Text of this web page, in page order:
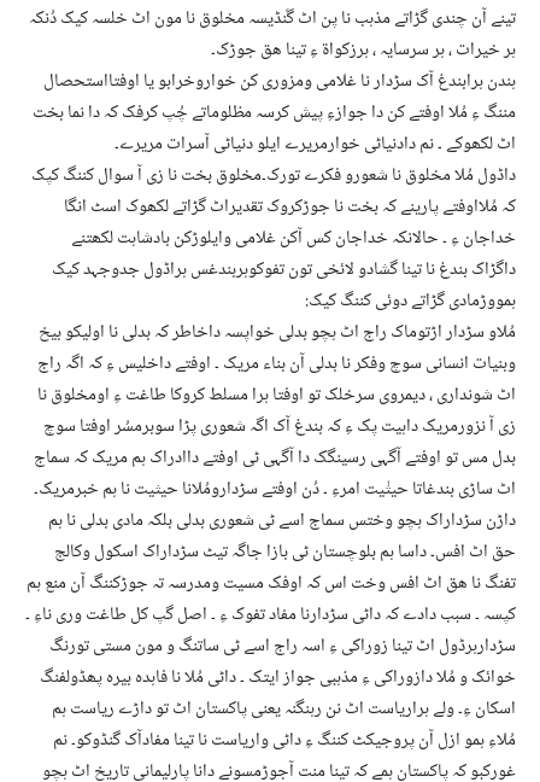
تینے آن چندی گڑاتے مذہب نا پن اٹ گَنڈیسہ مخلوق نا مون اٹ خلسہ کیک دُنکہ
ہر خیرات ، ہر سرسایہ ، ہرزکواۃ ءِ تینا ھق جوڑک۔
ہندن ہرابندغ آک سڑدار نا غلامی ومزوری کن خواروخرابو یا اوفتااستحصال
مننگ ءِ مُلا اوفتے کن دا جوازءِ پیش کرسہ مظلوماتے چُپ کرفک کہ دا نما بخت
اٹ لکھوکے ۔ نم دادنیاٹی خوارمریرے ایلو دنیاٹی آسرات مریرے۔
داڈول مُلا مخلوق نا شعورو فکرے تورک۔مخلوق بخت نا زی آ سوال کننگ کپک
کہ مُلااوفتے پارینے کہ بخت نا جوڑکروک تقدیراٹ گڑاتے لکھوک اسٹ انگا
خداجان ءِ ۔ حالانکہ خداجان کس آکن غلامی وایلوڑکن بادشاہت لکھتنے
داگڑاک بندغ نا تینا گشادو لائخی تون تفوکوہربندغس ہراڈول جدوجہد کیک
ہمووڑمادی گڑاتے دوئی کننگ کیک:
مُلاو سڑدار اڑتوماک راج اٹ ہچو بدلی خواپسہ داخاطر کہ بدلی نا اولیکو بیخ
وبنیات انسانی سوچ وفکر نا بدلی آن بناء مریک ۔ اوفتے داخلیس ءِ کہ اگہ راج
اٹ شونداری ، دیمروی سرخلک تو اوفتا ہرا مسلط کروکا طاغت ءِ اومخلوق نا
زی آ نزورمریک داہیت پک ءِ کہ بندغ آک اگہ شعوری پڑا سوبرمسُر اوفتا سوچ
بدل مس تو اوفتے آگہی رسینگک دا آگہی ٹی اوفتے داادراک ہم مریک کہ سماج
اٹ ساڑی بندغاتا حیثٰیت امرءِ ۔ دُن اوفتے سڑدارومُلانا حیثیت نا ہم خبرمریک۔
داڑن سڑداراک ہچو وختس سماج اسے ٹی شعوری بدلی بلکہ مادی بدلی نا ہم
حق اٹ افس۔ داسا ہم بلوچستان ٹی بازا جاگہ تیٹ سڑداراک اسکول وکالج
تفنگ نا ھق اٹ افس وخت اس کہ اوفک مسیت ومدرسہ تہ جوڑکننگ آن منع ہم
کپسہ ۔ سبب دادے کہ داٹی سڑدارنا مفاد تفوک ءِ ۔ اصل گپ کل طاغت وری ناءِ ۔
سڑدارہرڈول اٹ تینا زوراکی ءِ اسہ راج اسے ٹی ساتنگ و مون مستی تورنگ
خوائک و مُلا دازوراکی ءِ مذہبی جواز ایتک ۔ داٹی مُلا نا فاہدہ بیرہ پھڈولفنگ
اسکان ءِ۔ ولے ہراریاست اٹ نن رہنگنہ یعنی پاکستان اٹ تو داڑے ریاست ہم
مُلاءِ ہمو ازل آن پروجیکٹ کننگ ءِ داٹی واریاست نا تینا مفادآک گنڈوکو۔ نم
غورکبو کہ پاکستان ہمے کہ تینا منت آجوڑمسونے دانا پارلیمانی تاریخ اٹ ہچو